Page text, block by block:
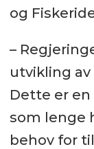
og
–
utvikling
Dette er
som lenge
behov for